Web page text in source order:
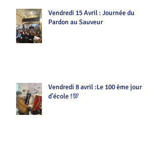
Vendredi 15 Avril : Journée du
Pardon au Sauveur
Vendredi 8 avril :Le 100 ème jour
d’école !💯